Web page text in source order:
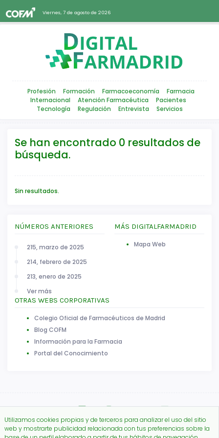
Viernes, 7 de agosto de 2026
Profesión Formación Farmacoeconomía
Farmacia
Internacional
Atención Farmacéutica
Pacientes
Tecnología
Regulación Entrevista Servicios
Se han encontrado 0 resultados de
búsqueda.
Sin resultados.
NÚMEROS ANTERIORES
215, marzo de 2025
214, febrero de 2025
213, enero de 2025
Ver más
MÁS DIGITALFARMADRID
Mapa Web
OTRAS WEBS CORPORATIVAS
Colegio Oficial de Farmacéuticos de Madrid
Blog COFM
Información para la Farmacia
Portal del Conocimiento
Utilizamos cookies propias y de terceros para analizar el uso del sitio
web y mostrarte publicidad relacionada con tus preferencias sobre la